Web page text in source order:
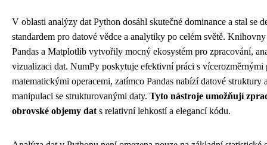
V oblasti analýzy dat Python dosáhl skutečné dominance a stal se
standardem pro datové vědce a analytiky po celém světě.
Pandas a Matplotlib vytvořily mocný ekosystém pro zpracování,
vizualizaci dat. NumPy poskytuje efektivní práci s vícerozměrnými
matematickými operacemi, zatímco Pandas nabízí datové struktury
manipulaci se strukturovanými daty. Tyto nástroje umožňují
obrovské objemy dat s relativní lehkostí a elegancí kódu.